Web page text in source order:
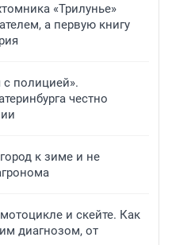
«Трилунье»
а первую книгу
с полицией».
честно
к зиме и не
и скейте. Как
диагнозом, от